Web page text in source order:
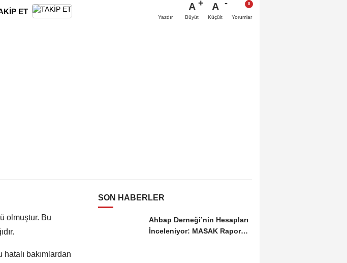
ET
Yazdır
A
Büyüt
A
Küçült Yorumlar
olmuştur. Bu
bakımlardan
SON HABERLER
Ahbap Derneği’nin Hesapları
İnceleniyor: MASAK Raporu